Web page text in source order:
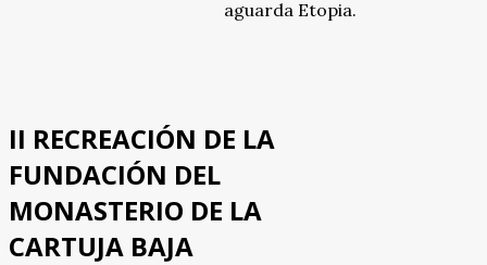
aguarda Etopia.
II RECREACIÓN DE LA
FUNDACIÓN DEL
MONASTERIO DE LA
CARTUJA BAJA